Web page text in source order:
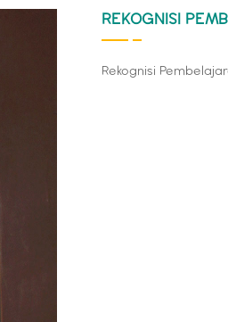
REKOGNISI
Rekognisi